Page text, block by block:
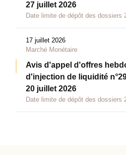
27 juillet 2026
Date limite de dépôt des dossiers
17 juillet 2026
Marché Monétaire
Avis d'appel d'offres
d'injection de liquidité
20 juillet 2026
Date limite de dépôt des dossiers